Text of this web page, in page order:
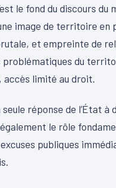
le fond du discours
image de territoire
et empreinte de
du
accès limité au droit.
réponse de l’État
le rôle
publiques